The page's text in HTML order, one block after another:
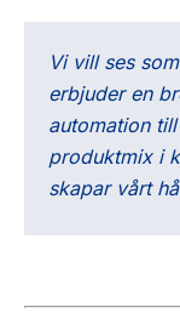
Vi vill ses
erbjuder en
automation
produktmix i
skapar vårt